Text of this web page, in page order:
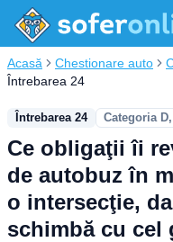
Acasă Chestionare auto
Întrebarea 24
Întrebarea 24 Categoria
Ce obligaţii îi
de autobuz în
o intersecţie,
schimbă cu cel